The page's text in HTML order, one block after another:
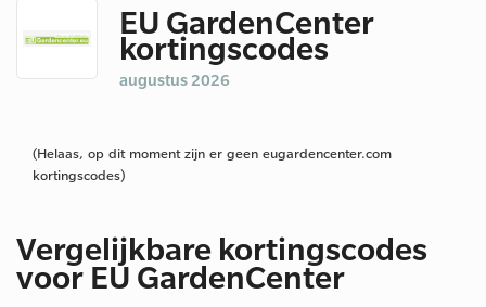
EU GardenCenter
kortingscodes
augustus 2026
(Helaas, op dit moment zijn er geen eugardencenter.com
kortingscodes)
Vergelijkbare kortingscodes
voor EU GardenCenter